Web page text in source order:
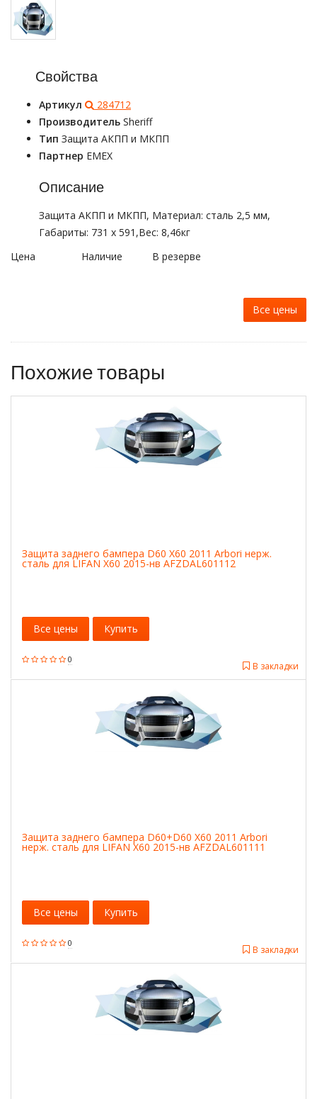
Свойства
Артикул
284712
Производитель Sheriff
Тип Защита АКПП и МКПП
Партнер EMEX
Описание
Защита АКПП и МКПП, Материал: сталь 2,5 мм,
Габариты: 731 х 591,Вес: 8,46кг
Цена
Наличие В резерве
Все цены
Похожие товары
Защита заднего бампера D60 X60 2011 Arbori нерж.
сталь для LIFAN X60 2015-нв AFZDAL601112
0
В закладки
Все цены Купить
Защита заднего бампера D60+D60 X60 2011 Arbori
нерж. сталь для LIFAN X60 2015-нв AFZDAL601111
0
В закладки
Все цены Купить